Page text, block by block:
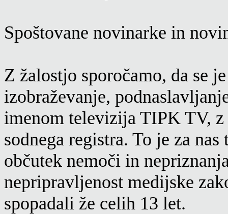
Spoštovane novinarke in
Z žalostjo sporočamo, da se
izobraževanje,
imenom televizija TIPK TV,
sodnega registra. To je za
občutek nemoči in
nepripravljenost medijske
spopadali že celih 13 let.